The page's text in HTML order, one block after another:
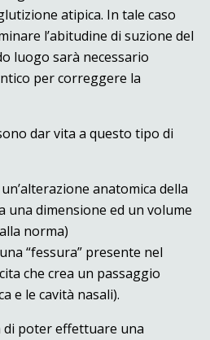
atipica. In tale caso
l’abitudine di suzione del
luogo sarà necessario
per correggere la
dar vita a questo tipo di
anatomica della
una dimensione ed un volume
norma)
“fessura” presente nel
che crea un passaggio
e le cavità nasali).
di poter effettuare una